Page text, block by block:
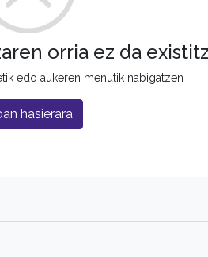
orria ez da
edo aukeren menutik nabigatzen
hasierara